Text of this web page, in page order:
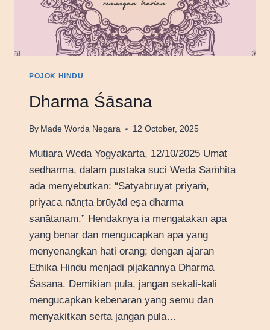
POJOK HINDU
Dharma Śāsana
By Made Worda Negara 12 October, 2025
Mutiara Weda Yogyakarta, 12/10/2025 Umat
sedharma, dalam pustaka suci Weda Saṁhitā
ada menyebutkan: “Satyabrūyat priyaṁ,
priyaca nānṛta brūyād eṣa dharma
sanātanam.” Hendaknya ia mengatakan apa
yang benar dan mengucapkan apa yang
menyenangkan hati orang; dengan ajaran
Ethika Hindu menjadi pijakannya Dharma
Śāsana. Demikian pula, jangan sekali-kali
mengucapkan kebenaran yang semu dan
menyakitkan serta jangan pula…